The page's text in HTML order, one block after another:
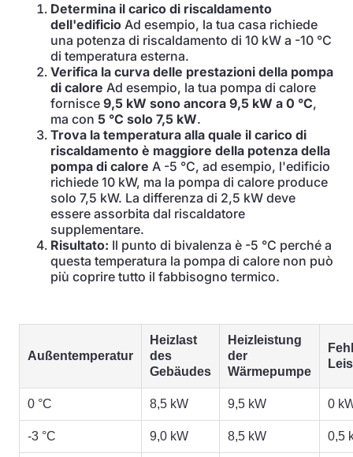
Determina il carico di riscaldamento
dell'edificio Ad esempio, la tua casa richiede
una potenza di riscaldamento di 10 kW a -10 °C
di temperatura esterna.
Verifica la curva delle prestazioni della pompa
di calore Ad esempio, la tua pompa di calore
fornisce 9,5 kW sono ancora 9,5 kW a 0 °C,
ma con 5 °C solo 7,5 kW.
Trova la temperatura alla quale il carico di
riscaldamento è maggiore della potenza della
pompa di calore A -5 °C, ad esempio, l'edificio
richiede 10 kW, ma la pompa di calore produce
solo 7,5 kW. La differenza di 2,5 kW deve
essere assorbita dal riscaldatore
supplementare.
Risultato: Il punto di bivalenza è -5 °C perché a
questa temperatura la pompa di calore non può
più coprire tutto il fabbisogno termico.
Außentemperatur
Heizlast
des
Gebäudes
Heizleistung
der
Wärmepumpe
0 °C 8,5 kW 9,5 kW 0
-3 °C 9,0 kW 8,5 kW 0,5